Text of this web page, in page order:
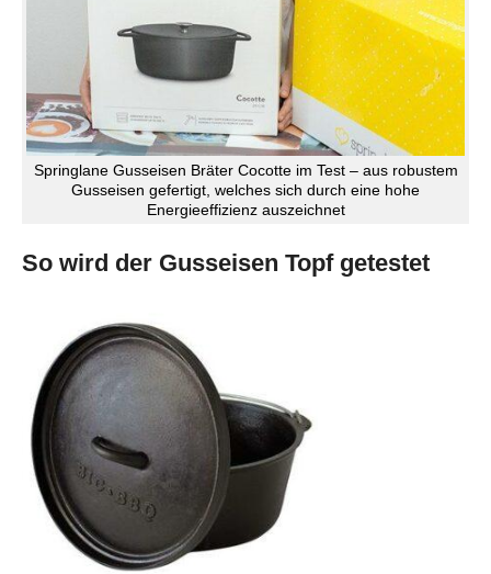
Springlane Gusseisen Bräter Cocotte im Test – aus robustem
Gusseisen gefertigt, welches sich durch eine hohe
Energieeffizienz auszeichnet
So wird der Gusseisen Topf getestet